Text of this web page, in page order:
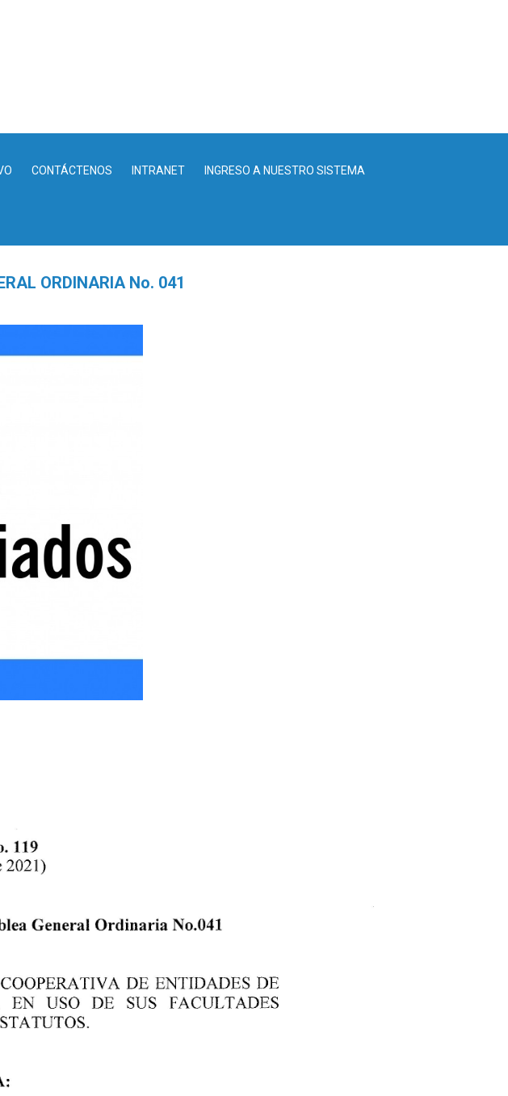
CONTÁCTENOS INTRANET INGRESO A NUESTRO SISTEMA
ORDINARIA No. 041